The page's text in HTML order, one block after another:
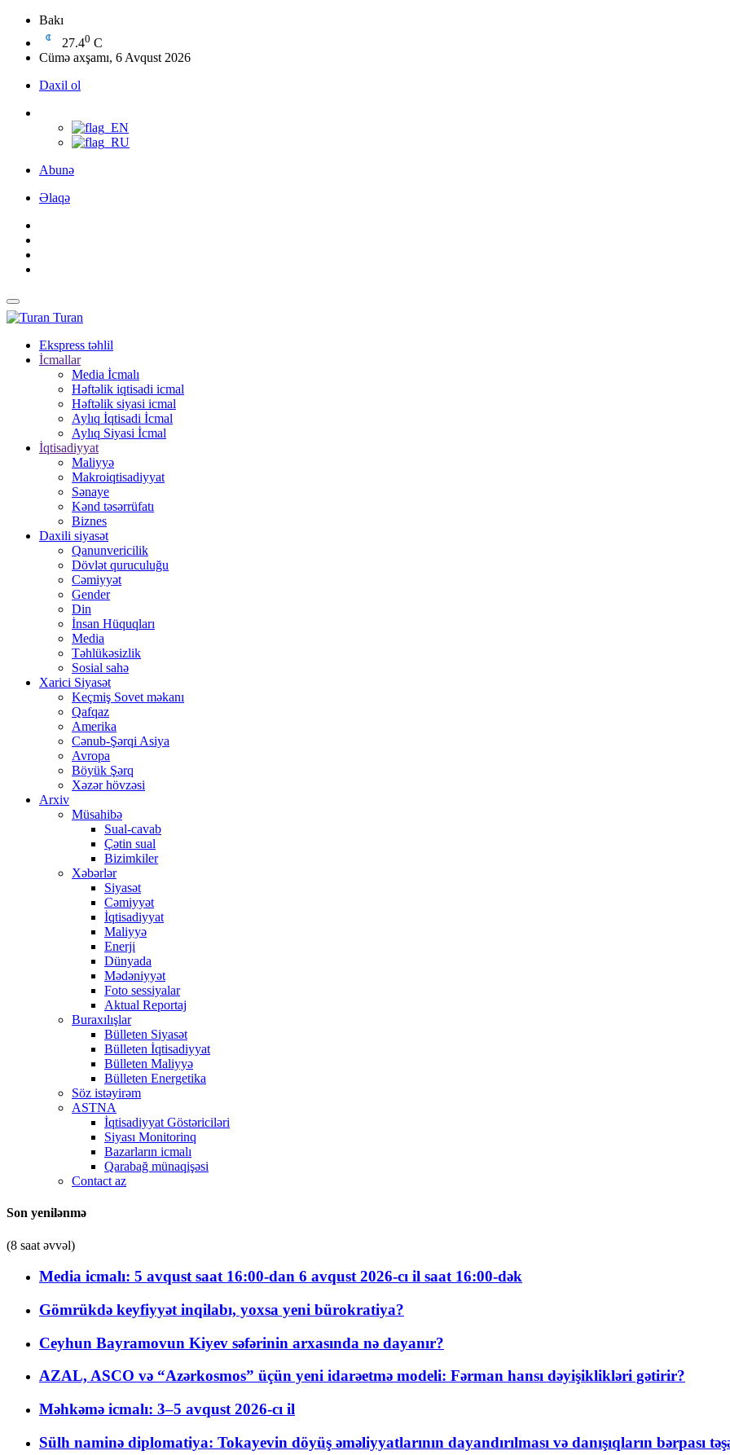
Bakı
27.40 C
Cümə axşamı, 6 Avqust 2026
Daxil ol
Abunə
Əlaqə
Turan
Ekspress təhlil
İcmallar
Media İcmalı
Həftəlik iqtisadi icmal
Həftəlik siyasi icmal
Aylıq İqtisadi İcmal
Aylıq Siyasi İcmal
İqtisadiyyat
Maliyyə
Makroiqtisadiyyat
Sənaye
Kənd təsərrüfatı
Biznes
Daxili siyasət
Qanunvericilik
Dövlət quruculuğu
Cəmiyyət
Gender
Din
İnsan Hüquqları
Media
Təhlükəsizlik
Sosial sahə
Xarici Siyasət
Keçmiş Sovet məkanı
Qafqaz
Amerika
Cənub-Şərqi Asiya
Avropa
Böyük Şərq
Xəzər hövzəsi
Arxiv
Müsahibə
Sual-cavab
Çətin sual
Bizimkiler
Xəbərlər
Siyasət
Cəmiyyət
İqtisadiyyat
Maliyyə
Enerji
Dünyada
Mədəniyyət
Foto sessiyalar
Aktual Reportaj
Buraxılışlar
Bülleten Siyasət
Bülleten İqtisadiyyat
Bülleten Maliyyə
Bülleten Energetika
Söz istəyirəm
ASTNA
İqtisadiyyat Göstəriciləri
Siyası Monitorinq
Bazarların icmalı
Qarabağ münaqişəsi
Contact az
Son yenilənmə
(8 saat əvvəl)
Media icmalı: 5 avqust saat 16:00-dan 6 avqust 2026-cı il saat 16:00-dək
Gömrükdə keyfiyyət inqilabı, yoxsa yeni bürokratiya?
Ceyhun Bayramovun Kiyev səfərinin arxasında nə dayanır?
AZAL, ASCO və “Azərkosmos” üçün yeni idarəetmə modeli: Fərman hansı dəyişiklikləri gətirir?
Məhkəmə icmalı: 3–5 avqust 2026-cı il
Sülh naminə diplomatiya: Tokayevin döyüş əməliyyatlarının dayandırılması və danışıqların bərpası